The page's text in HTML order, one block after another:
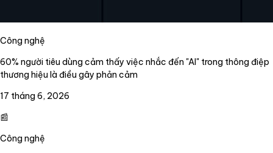
Công nghệ
60% người tiêu dùng cảm thấy việc nhắc đến "AI" trong thông điệp
thương hiệu là điều gây phản cảm
17 tháng 6, 2026
📰
Công nghệ